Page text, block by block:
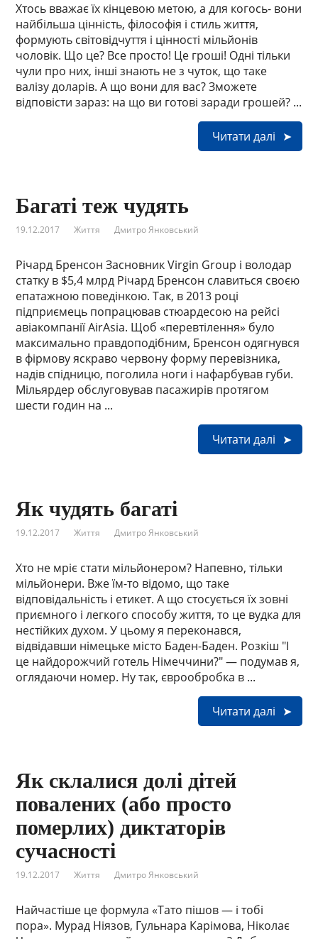
Хтось вважає їх кінцевою метою, а для когось- вони
найбільша цінність, філософія і стиль життя,
формують світовідчуття і цінності мільйонів
чоловік. Що це? Все просто! Це гроші! Одні тільки
чули про них, інші знають не з чуток, що таке
валізу доларів. А що вони для вас? Зможете
відповісти зараз: на що ви готові заради грошей? ...
Читати далі
Багаті теж чудять
19.12.2017 Життя Дмитро Янковський
Річард Бренсон Засновник Virgin Group і володар
статку в $5,4 млрд Річард Бренсон славиться своєю
епатажною поведінкою. Так, в 2013 році
підприємець попрацював стюардесою на рейсі
авіакомпанії AirAsia. Щоб «перевтілення» було
максимально правдоподібним, Бренсон одягнувся
в фірмову яскраво червону форму перевізника,
надів спідницю, поголила ноги і нафарбував губи.
Мільярдер обслуговував пасажирів протягом
шести годин на ...
Читати далі
Як чудять багаті
19.12.2017 Життя Дмитро Янковський
Хто не мріє стати мільйонером? Напевно, тільки
мільйонери. Вже їм-то відомо, що таке
відповідальність і етикет. А що стосується їх зовні
приємного і легкого способу життя, то це вудка для
нестійких духом. У цьому я переконався,
відвідавши німецьке місто Баден-Баден. Розкіш "І
це найдорожчий готель Німеччини?" — подумав я,
оглядаючи номер. Ну так, єврообробка в ...
Читати далі
Як склалися долі дітей
повалених (або просто
померлих) диктаторів
сучасності
19.12.2017 Життя Дмитро Янковський
Найчастіше це формула «Тато пішов — і тобі
пора». Мурад Ніязов, Гульнара Карімова, Ніколає